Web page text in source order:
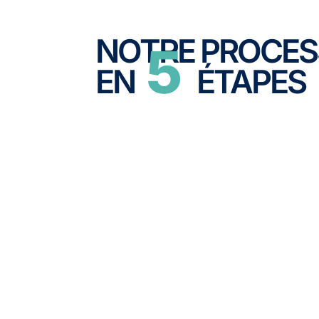
NOTRE
EN 5ÉTAPES